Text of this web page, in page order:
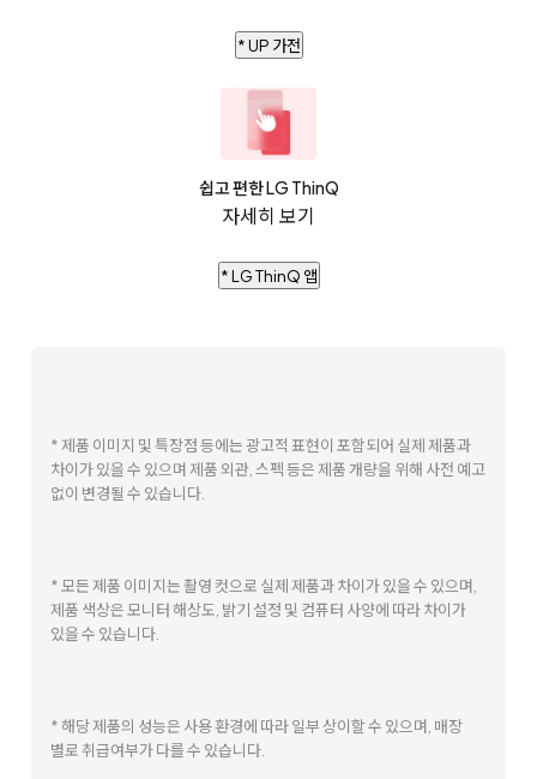
* UP 가전
쉽고 편한 LG ThinQ
자세히 보기
* LG ThinQ 앱
* 제품 이미지 및 특장점 등에는 광고적 표현이 포함되어 실제 제품과
차이가 있을 수 있으며 제품 외관, 스펙 등은 제품 개량을 위해 사전 예고
없이 변경될 수 있습니다.
* 모든 제품 이미지는 촬영 컷으로 실제 제품과 차이가 있을 수 있으며,
제품 색상은 모니터 해상도, 밝기 설정 및 컴퓨터 사양에 따라 차이가
있을 수 있습니다.
* 해당 제품의 성능은 사용 환경에 따라 일부 상이할 수 있으며, 매장
별로 취급여부가 다를 수 있습니다.